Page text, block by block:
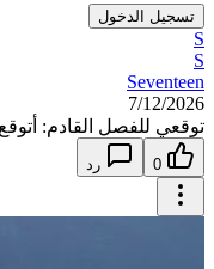
تسجيل الدخول
S
S
Seventeen
7/12/2026
توقعي للفصل القادم:
0 رد